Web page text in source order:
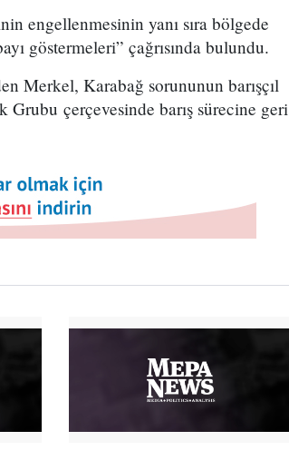
engellenmesinin yanı sıra bölgede
göstermeleri” çağrısında bulundu.
Merkel, Karabağ sorununun barışçıl
çerçevesinde barış sürecine geri